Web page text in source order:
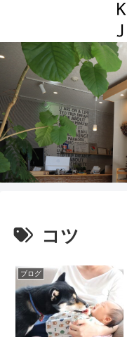
コツ
ブログ